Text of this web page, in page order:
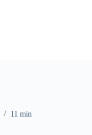
11 min